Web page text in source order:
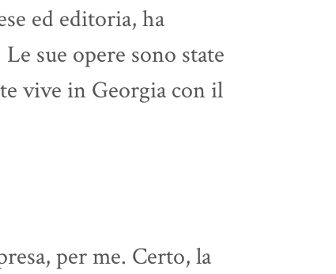
ed editoria, ha
sue opere sono state
vive in Georgia con il
per me. Certo, la